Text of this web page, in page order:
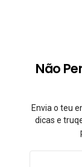
Não
Envia o teu
dicas e
Endereço